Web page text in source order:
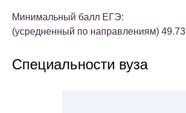
Минимальный балл ЕГЭ:
(усредненный по направлениям) 49.73
Специальности вуза